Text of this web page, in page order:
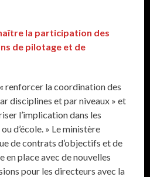
la participation des
de pilotage et de
renforcer la coordination des
disciplines et par niveaux » et
l’implication dans les
d’école. » Le ministère
de contrats d’objectifs et de
en place avec de nouvelles
pour les directeurs avec la